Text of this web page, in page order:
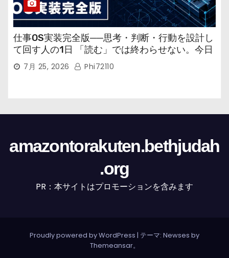
仕事OS実装完全版──思考・判断・行動を設計し
て回す人の1日 「読む」では終わらせない。今日
から回す実装書だ。
7月 25, 2026 Phi72110
amazontorakuten.bethjudah
.org
PR：本サイトはプロモーションを含みます
Proudly powered by WordPress | テーマ: Newses by
Themeansar。